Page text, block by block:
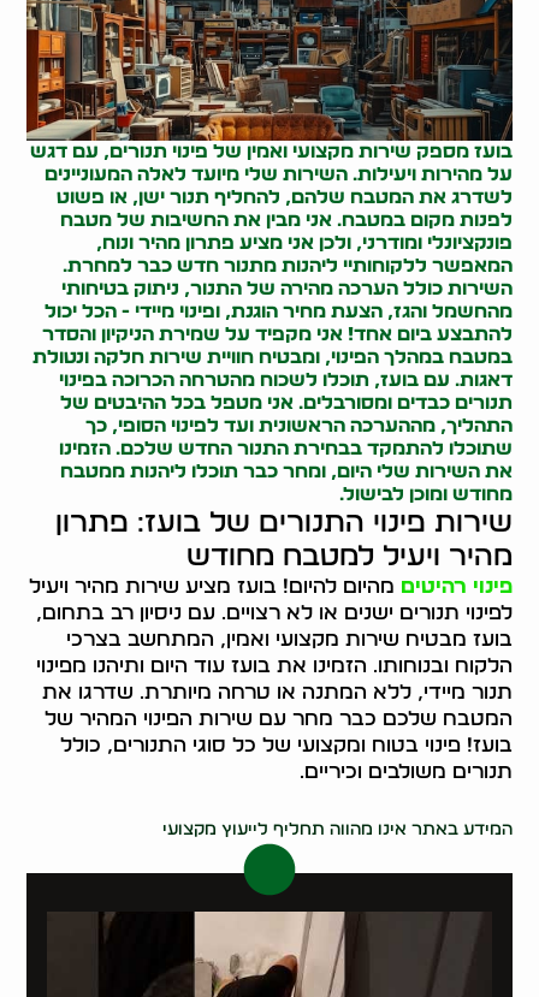
בועז מספק שירות מקצועי ואמין של פינוי תנורים, עם דגש
על מהירות ויעילות. השירות שלי מיועד לאלה המעוניינים
לשדרג את המטבח שלהם, להחליף תנור ישן, או פשוט
לפנות מקום במטבח. אני מבין את החשיבות של מטבח
פונקציונלי ומודרני, ולכן אני מציע פתרון מהיר ונוח,
המאפשר ללקוחותיי ליהנות מתנור חדש כבר למחרת.
השירות כולל הערכה מהירה של התנור, ניתוק בטיחותי
מהחשמל והגז, הצעת מחיר הוגנת, ופינוי מיידי - הכל יכול
להתבצע ביום אחד! אני מקפיד על שמירת הניקיון והסדר
במטבח במהלך הפינוי, ומבטיח חוויית שירות חלקה ונטולת
דאגות. עם בועז, תוכלו לשכוח מהטרחה הכרוכה בפינוי
תנורים כבדים ומסורבלים. אני מטפל בכל ההיבטים של
התהליך, מההערכה הראשונית ועד לפינוי הסופי, כך
שתוכלו להתמקד בבחירת התנור החדש שלכם. הזמינו
את השירות שלי היום, ומחר כבר תוכלו ליהנות ממטבח
מחודש ומוכן לבישול.
שירות פינוי התנורים של בועז: פתרון
מהיר ויעיל למטבח מחודש
פינוי רהיטים מהיום להיום! בועז מציע שירות מהיר ויעיל
לפינוי תנורים ישנים או לא רצויים. עם ניסיון רב בתחום,
בועז מבטיח שירות מקצועי ואמין, המתחשב בצרכי
הלקוח ובנוחותו. הזמינו את בועז עוד היום ותיהנו מפינוי
תנור מיידי, ללא המתנה או טרחה מיותרת. שדרגו את
המטבח שלכם כבר מחר עם שירות הפינוי המהיר של
בועז! פינוי בטוח ומקצועי של כל סוגי התנורים, כולל
תנורים משולבים וכיריים.
המידע באתר אינו מהווה תחליף לייעוץ מקצועי